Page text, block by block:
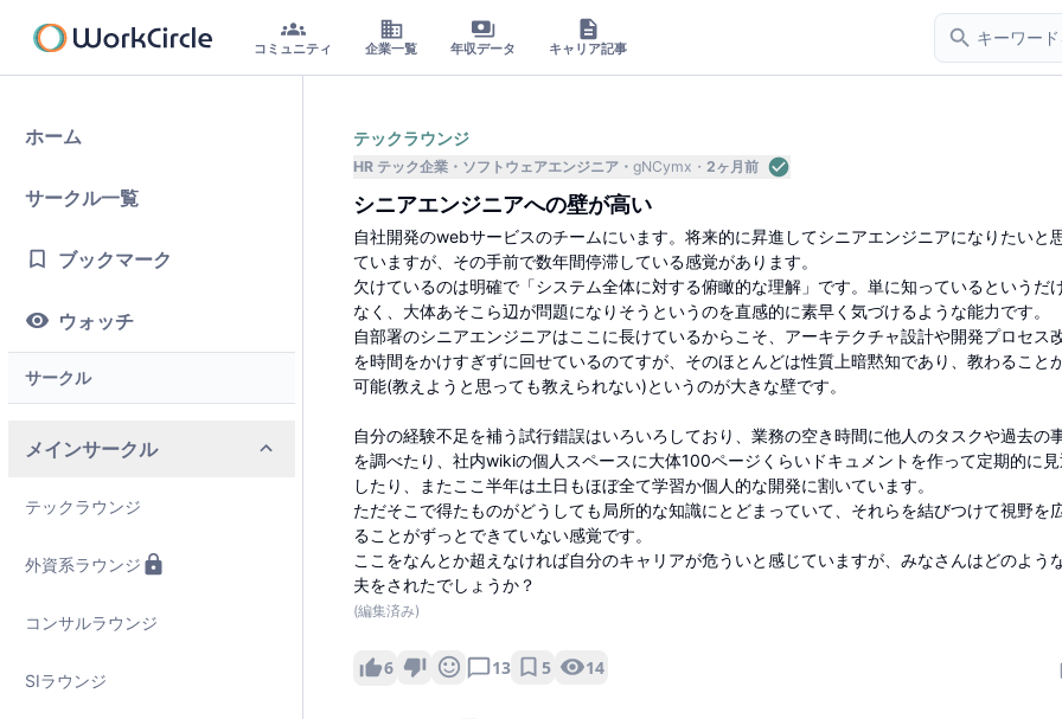
コミュニティ 企業一覧 年収データ キャリア記事
ホーム
サークル一覧
ブックマーク
ウォッチ
サークル
メインサークル
テックラウンジ
外資系ラウンジ
コンサルラウンジ
SIラウンジ
テックラウンジ
HR テック企業 ソフトウェアエンジニア gNCymx 2ヶ月前
シニアエンジニアへの壁が高い
自社開発のwebサービスのチームにいます。将来的に昇進してシニアエンジニアになりたいと
ていますが、その手前で数年間停滞している感覚があります。
欠けているのは明確で「システム全体に対する俯瞰的な理解」です。単に知っているというだ
なく、大体あそこら辺が問題になりそうというのを直感的に素早く気づけるような能力です。
自部署のシニアエンジニアはここに長けているからこそ、アーキテクチャ設計や開発プロセス
を時間をかけすぎずに回せているのてすが、そのほとんどは性質上暗黙知であり、教わること
可能(教えようと思っても教えられない)というのが大きな壁です。
自分の経験不足を補う試行錯誤はいろいろしており、業務の空き時間に他人のタスクや過去の
を調べたり、社内wikiの個人スペースに大体100ページくらいドキュメントを作って定期的に見
したり、またここ半年は土日もほぼ全て学習か個人的な開発に割いています。
ただそこで得たものがどうしても局所的な知識にとどまっていて、それらを結びつけて視野を
ることがずっとできていない感覚です。
ここをなんとか超えなければ自分のキャリアが危ういと感じていますが、みなさんはどのよう
夫をされたでしょうか？
(編集済み)
6 13 5 14